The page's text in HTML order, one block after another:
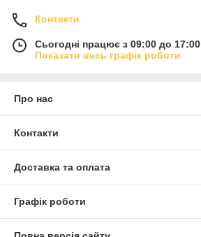
Контакти
Сьогодні працює з 09:00 до 17:00
Показати весь графік роботи
Про нас
Контакти
Доставка та оплата
Графік роботи